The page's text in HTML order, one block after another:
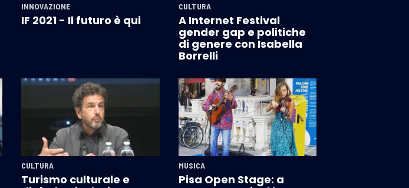
INNOVAZIONE
IF 2021 - Il futuro è qui
CULTURA
A Internet Festival
gender gap e politiche
di genere con Isabella
Borrelli
CULTURA
Turismo culturale e
MUSICA
Pisa Open Stage: a